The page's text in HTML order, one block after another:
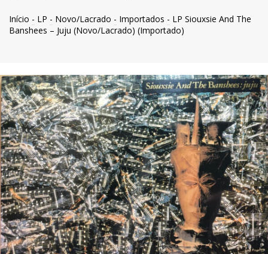
Início - LP - Novo/Lacrado - Importados - LP Siouxsie And The
Banshees – Juju (Novo/Lacrado) (Importado)